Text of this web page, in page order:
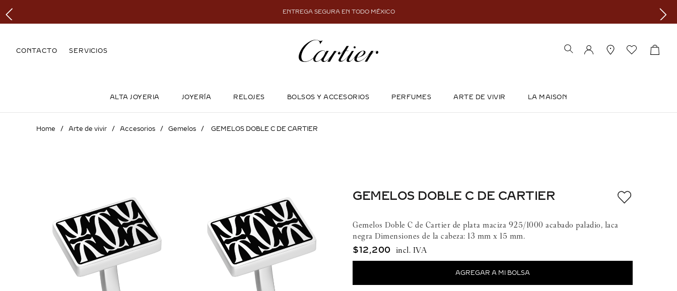
ENTREGA SEGURA EN TODO MÉXICO
CONTACTO SERVICIOS
ALTA JOYERIA JOYERÍA RELOJES BOLSOS Y ACCESORIOS PERFUMES ARTE DE VIVIR LA MAISON
Arte de vivir Accesorios Gemelos GEMELOS DOBLE C DE CARTIER
GEMELOS DOBLE C DE CARTIER
Gemelos Doble C de Cartier de plata maciza 925/1000 acabado paladio, laca
negra Dimensiones de la cabeza: 13 mm x 15 mm.
$12,200